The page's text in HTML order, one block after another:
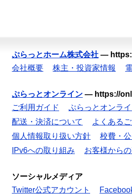
ぷらっとホーム株式会社 —
会社概要
株主・投資家情報
ぷらっとオンライン — https://
ご利用ガイド
ぷらっとオンラ
配送・決済について
よくある
個人情報取り扱い方針
校費・
IPv6への取り組み
お客様から
ソーシャルメディア
Twitter公式アカウント